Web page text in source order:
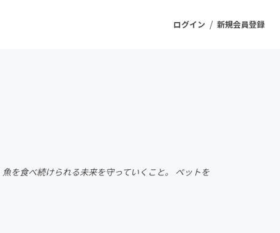
ログイン / 新規会員登録
ファッション
を食べ続けられる未来を守っていくこと。 ペットを